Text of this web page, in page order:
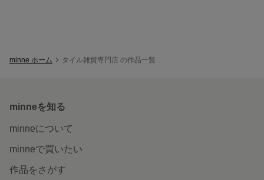
minne ホーム タイル雑貨専門店 の作品一覧
minneを知る
minneについて
minneで買いたい
作品をさがす